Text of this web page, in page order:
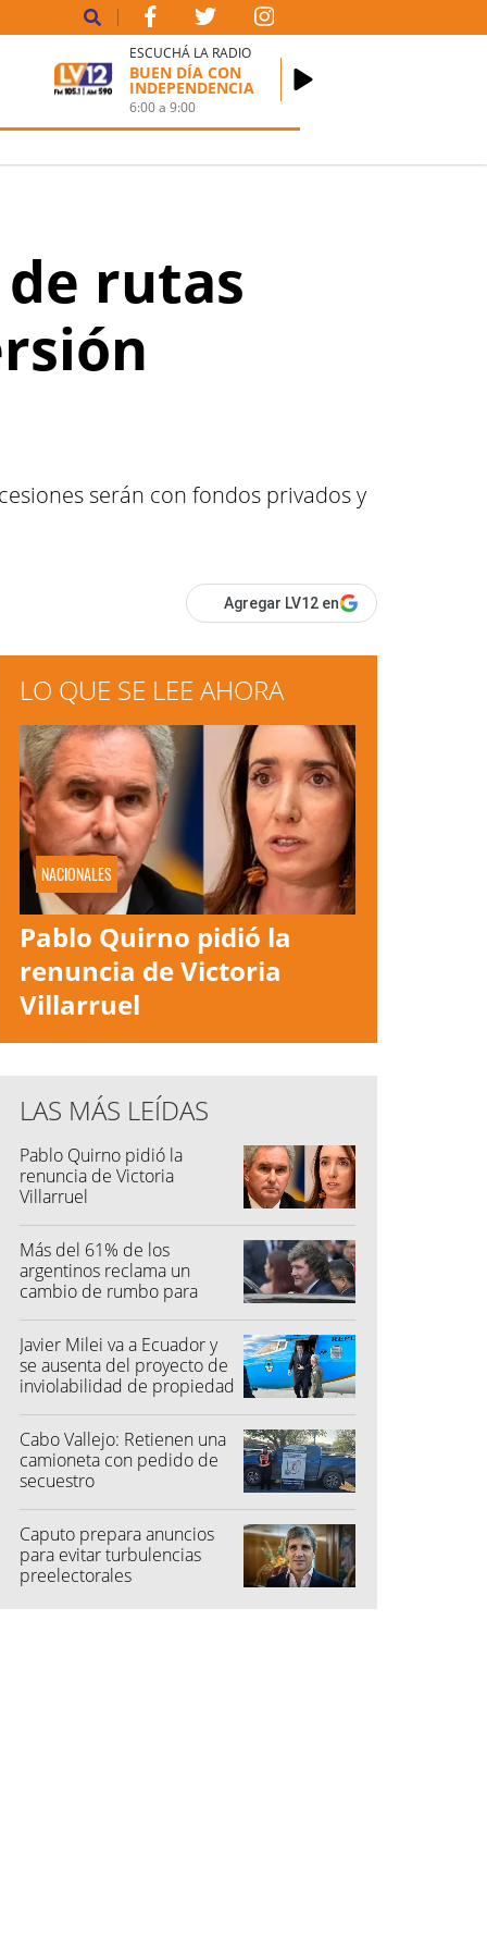
ESCUCHÁ LA RADIO
BUEN DÍA CON
INDEPENDENCIA
6:00a9:00
rutas
serán con fondos privados y
Agregar LV12 en
LO QUE SE LEE AHORA
NACIONALES
Pablo Quirno pidió la
renuncia de Victoria
Villarruel
LAS MÁS LEÍDAS
Pablo Quirno pidió la
renuncia de Victoria
Villarruel
Más del 61% de los
argentinos reclama un
cambio de rumbo para
Javier Milei va a Ecuador y
se ausenta del proyecto de
inviolabilidad de propiedad
Cabo Vallejo: Retienen una
camioneta con pedido de
secuestro
Caputo prepara anuncios
para evitar turbulencias
preelectorales